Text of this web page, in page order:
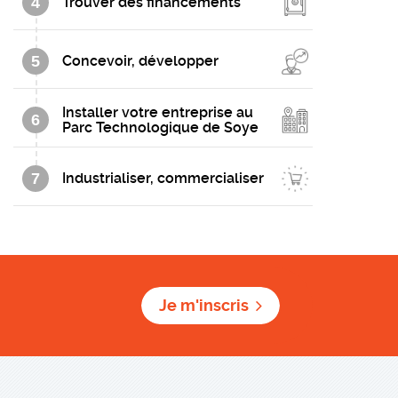
5 Concevoir, développer
6
Installer votre entreprise au
Parc Technologique de Soye
7 Industrialiser, commercialiser
Je m'inscris